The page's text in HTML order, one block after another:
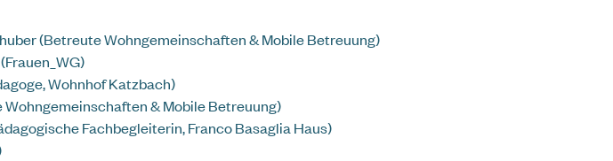
(Betreute Wohngemeinschaften & Mobile Betreuung)
Wohnhof Katzbach)
& Mobile Betreuung)
Fachbegleiterin, Franco Basaglia Haus)